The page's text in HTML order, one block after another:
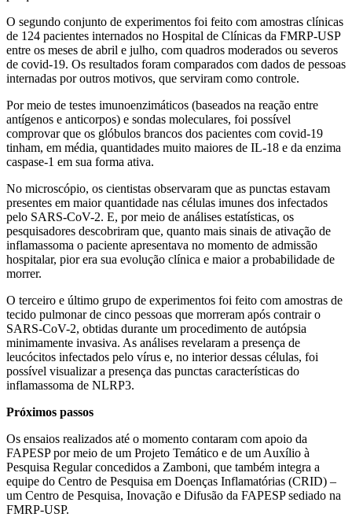
O segundo conjunto de experimentos foi feito com amostras clínicas
de 124 pacientes internados no Hospital de Clínicas da FMRP-USP
entre os meses de abril e julho, com quadros moderados ou severos
de covid-19. Os resultados foram comparados com dados de pessoas
internadas por outros motivos, que serviram como controle.
Por meio de testes imunoenzimáticos (baseados na reação entre
antígenos e anticorpos) e sondas moleculares, foi possível
comprovar que os glóbulos brancos dos pacientes com covid-19
tinham, em média, quantidades muito maiores de IL-18 e da enzima
caspase-1 em sua forma ativa.
No microscópio, os cientistas observaram que as punctas estavam
presentes em maior quantidade nas células imunes dos infectados
pelo SARS-CoV-2. E, por meio de análises estatísticas, os
pesquisadores descobriram que, quanto mais sinais de ativação de
inflamassoma o paciente apresentava no momento de admissão
hospitalar, pior era sua evolução clínica e maior a probabilidade de
morrer.
O terceiro e último grupo de experimentos foi feito com amostras de
tecido pulmonar de cinco pessoas que morreram após contrair o
SARS-CoV-2, obtidas durante um procedimento de autópsia
minimamente invasiva. As análises revelaram a presença de
leucócitos infectados pelo vírus e, no interior dessas células, foi
possível visualizar a presença das punctas características do
inflamassoma de NLRP3.
Próximos passos
Os ensaios realizados até o momento contaram com apoio da
FAPESP por meio de um Projeto Temático e de um Auxílio à
Pesquisa Regular concedidos a Zamboni, que também integra a
equipe do Centro de Pesquisa em Doenças Inflamatórias (CRID) –
um Centro de Pesquisa, Inovação e Difusão da FAPESP sediado na
FMRP-USP.